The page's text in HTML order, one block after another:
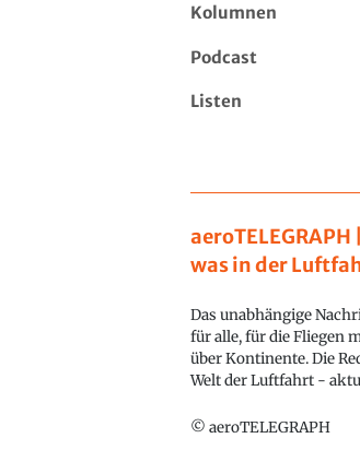
Kolumnen
Podcast
Listen
was in der
Das unabhängige
für alle, für die Fliegen
über Kontinente. Die
Welt der Luftfahrt -
© aeroTELEGRAPH